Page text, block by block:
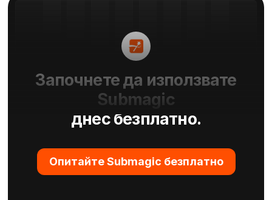
Започнете да използвате
Submagic
днес безплатно.
Опитайте Submagic безплатно